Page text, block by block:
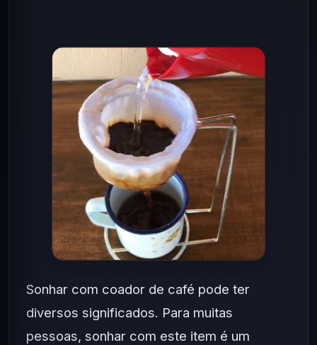
Sonhar com coador de café pode ter
diversos significados. Para muitas
pessoas, sonhar com este item é um